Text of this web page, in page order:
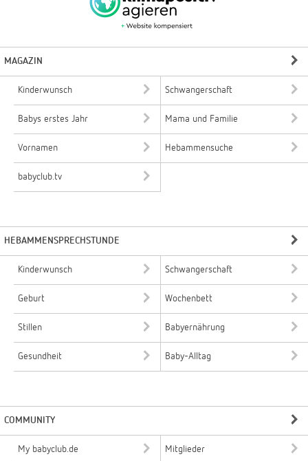
MAGAZIN
Kinderwunsch Schwangerschaft
Babys erstes Jahr Mama und Familie
Vornamen Hebammensuche
babyclub.tv
HEBAMMENSPRECHSTUNDE
Kinderwunsch Schwangerschaft
Geburt Wochenbett
Stillen Babyernährung
Gesundheit Baby-Alltag
COMMUNITY
My babyclub.de Mitglieder